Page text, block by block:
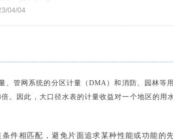
04/04
管网系统的分区计量（DMA）和消防、园林等
。因此，大口径水表的计量收益对一个地区的用
件相匹配，避免片面追求某种性能或功能的